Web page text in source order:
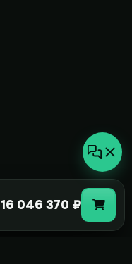
16 046 370 ₽